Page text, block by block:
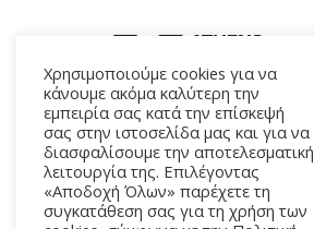
ΑΛΚΜΗΝΗΣ 5 – 118 54 ΑΘΗΝΑ
Χρησιμοποιούμε cookies για να
κάνουμε ακόμα καλύτερη την
εμπειρία σας κατά την επίσκεψή
σας στην ιστοσελίδα μας και για να
διασφαλίσουμε την αποτελεσματική
λειτουργία της. Επιλέγοντας
«Αποδοχή Όλων» παρέχετε τη
συγκατάθεση σας για τη χρήση των